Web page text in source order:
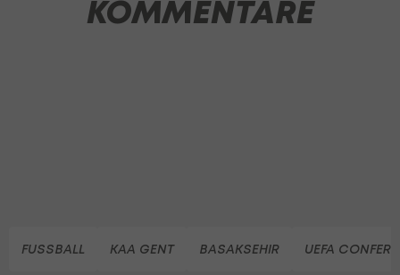
KOMMENTARE
FUSSBALL KAA GENT BASAKSEHIR UEFA